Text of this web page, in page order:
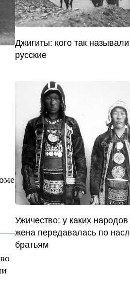
Джигиты: кого так называли
русские
Ужичество: у каких
жена передавалась по
братьям